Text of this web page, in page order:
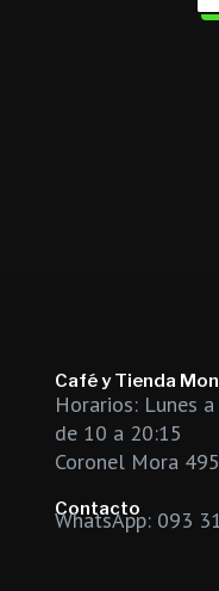
Café y Tienda
Horarios: Lunes
de 10 a 20:15
Coronel Mora
Contacto
WhatsApp: 093